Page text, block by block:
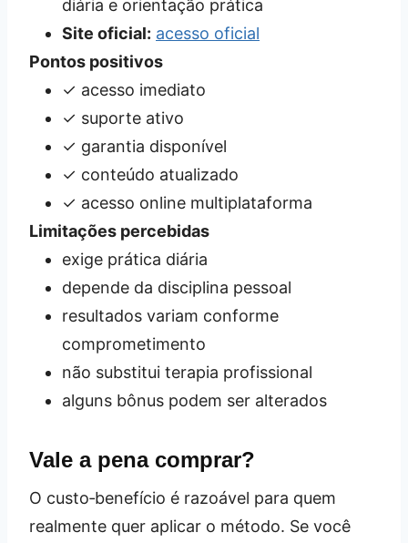
diária e orientação prática
Site oficial: acesso oficial
Pontos positivos
✓ acesso imediato
✓ suporte ativo
✓ garantia disponível
✓ conteúdo atualizado
✓ acesso online multiplataforma
Limitações percebidas
exige prática diária
depende da disciplina pessoal
resultados variam conforme
comprometimento
não substitui terapia profissional
alguns bônus podem ser alterados
Vale a pena comprar?
O custo‑benefício é razoável para quem
realmente quer aplicar o método. Se você